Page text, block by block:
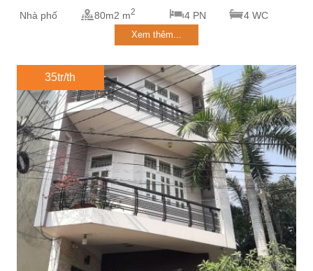
Nhà phố 80m2 m2 4 PN 4 WC
Xem thêm...
35tr/th